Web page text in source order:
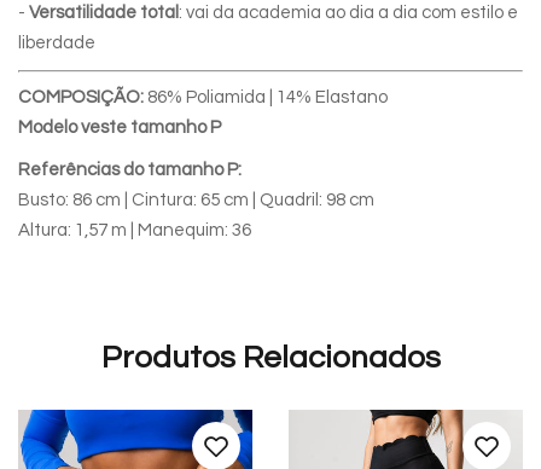
- Versatilidade total : vai da academia ao dia a dia com estilo e
liberdade
COMPOSIÇÃO: 86% Poliamida | 14% Elastano
Modelo veste tamanho P
Referências do tamanho P:
Busto: 86 cm | Cintura: 65 cm | Quadril: 98 cm
Altura: 1,57 m | Manequim: 36
Produtos Relacionados